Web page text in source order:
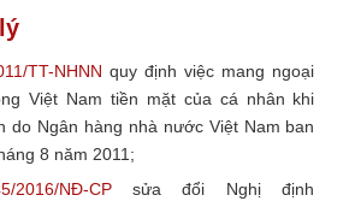
TT-NHNN quy định việc mang ngoại
Việt Nam tiền mặt của cá nhân khi
do Ngân hàng nhà nước Việt Nam ban
8 năm 2011;
NĐ-CPsửa đổi Nghị định